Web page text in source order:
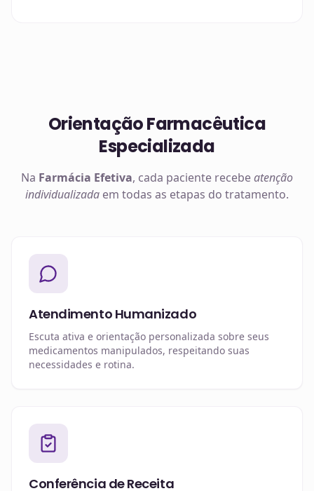
Orientação Farmacêutica
Especializada
Na Farmácia Efetiva, cada paciente recebeatenção
individualizada em todas as etapas do tratamento.
Atendimento Humanizado
Escuta ativa e orientação personalizada sobre seus
medicamentos manipulados, respeitando suas
necessidades e rotina.
Conferência de Receita